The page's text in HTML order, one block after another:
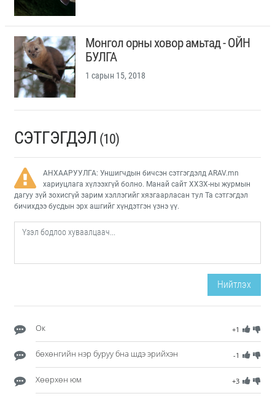
Монгол орны ховор амьтад - ОЙН
БУЛГА
1 сарын 15, 2018
СЭТГЭГДЭЛ (10)
АНХААРУУЛГА: Уншигчдын бичсэн сэтгэгдэлд ARAV.mn
хариуцлага хүлээхгүй болно. Манай сайт ХХЗХ-ны журмын
дагуу зүй зохисгүй зарим хэллэгийг хязгаарласан тул Та сэтгэгдэл
бичихдээ бусдын эрх ашгийг хүндэтгэн үзнэ үү.
Нийтлэх
+1
Ок
-1
бөхөнгийн нэр буруу бна шдэ эрийхэн
+3
Хөөрхөн юм